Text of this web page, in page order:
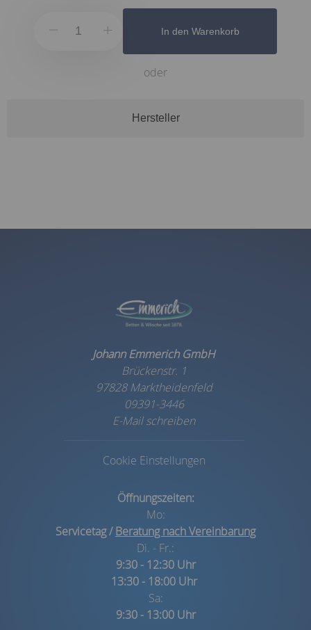
In den Warenkorb
oder
Hersteller
Johann Emmerich GmbH
Brückenstr. 1
97828 Marktheidenfeld
09391-3446
E-Mail schreiben
Cookie Einstellungen
Öffnungszeiten:
Mo:
Servicetag /Beratung nach Vereinbarung
Di. - Fr.:
9:30 - 12:30 Uhr
13:30 - 18:00 Uhr
Sa:
9:30 - 13:00 Uhr